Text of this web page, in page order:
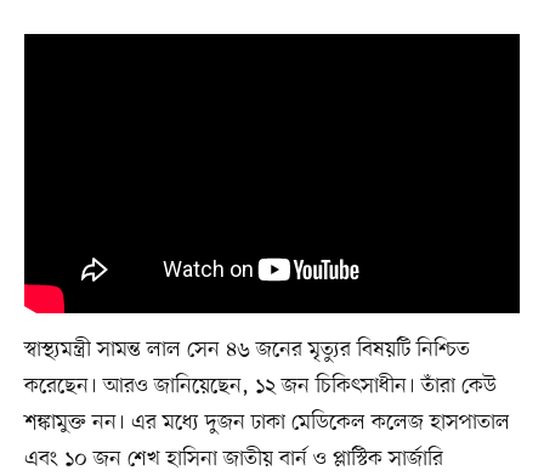
স্বাস্থ্যমন্ত্রী সামন্ত লাল সেন ৪৬ জনের মৃত্যুর বিষয়টি নিশ্চিত
করেছেন। আরও জানিয়েছেন, ১২ জন চিকিৎসাধীন। তাঁরা কেউ
শঙ্কামুক্ত নন। এর মধ্যে দুজন ঢাকা মেডিকেল কলেজ হাসপাতাল
এবং ১০ জন শেখ হাসিনা জাতীয় বার্ন ও প্লাস্টিক সার্জারি